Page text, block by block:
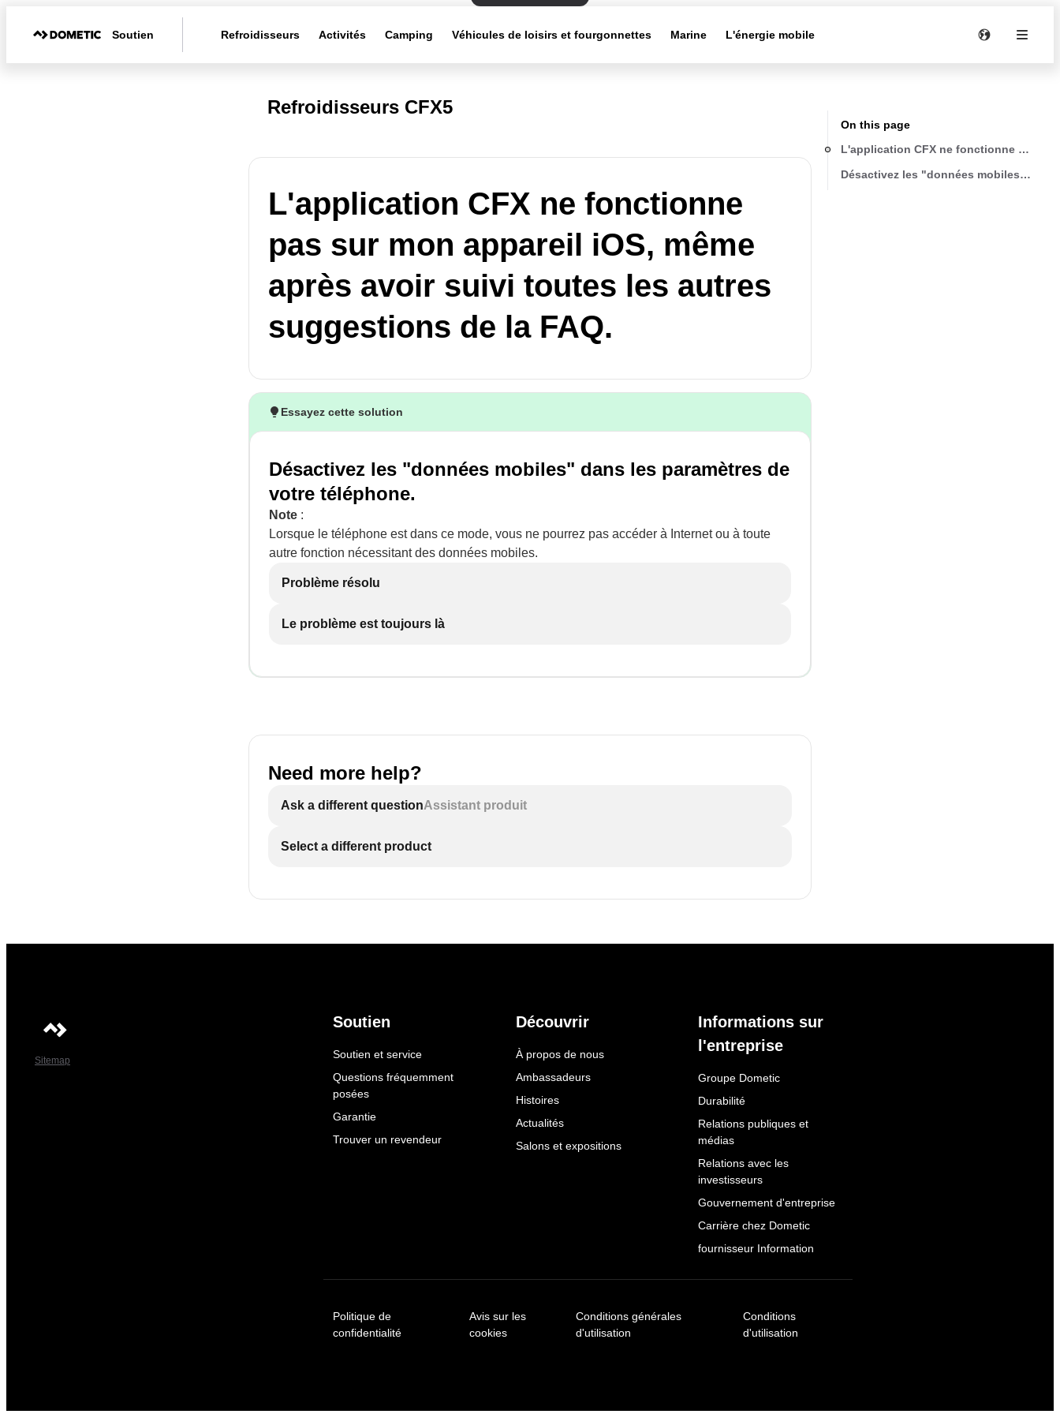
Soutien Refroidisseurs Activités Camping Véhicules de loisirs et fourgonnettes Marine L'énergie mobile
Refroidisseurs CFX5
L'application CFX ne fonctionne
pas sur mon appareil iOS, même
après avoir suivi toutes les autres
suggestions de la FAQ.
Essayez cette solution
Désactivez les "données mobiles" dans les paramètres de
votre téléphone.
Note :
Lorsque le téléphone est dans ce mode, vous ne pourrez pas accéder à Internet ou à toute
autre fonction nécessitant des données mobiles.
Problème résolu
Le problème est toujours là
Need more help?
Ask a different questionAssistant produit
Select a different product
On this page
L'application CFX ne fonctionne pas
Désactivez les "données mobiles"
Sitemap
Soutien
Soutien et service
Questions fréquemment
posées
Garantie
Trouver un revendeur
Découvrir
À propos de nous
Ambassadeurs
Histoires
Actualités
Salons et expositions
Informations sur
l'entreprise
Groupe Dometic
Durabilité
Relations publiques et
médias
Relations avec les
investisseurs
Gouvernement d'entreprise
Carrière chez Dometic
fournisseur Information
Politique de
confidentialité
Avis sur les
cookies
Conditions générales
d'utilisation
Conditions
d'utilisation